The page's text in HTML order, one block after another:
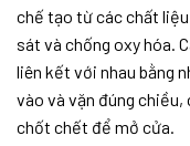
chế tạo từ các chất
sát và chống oxy hóa.
liên kết với nhau bằng
vào và vặn đúng
chốt chết để mở cửa.